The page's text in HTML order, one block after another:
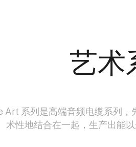
艺术
Art 系列是高端音频电缆系列，
术性地结合在一起，生产出能